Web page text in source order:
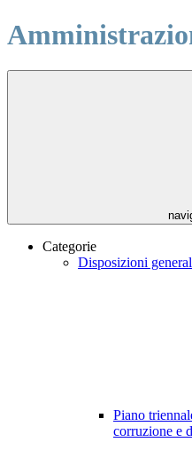
Categorie
Disposizioni
Piano
corruzione e